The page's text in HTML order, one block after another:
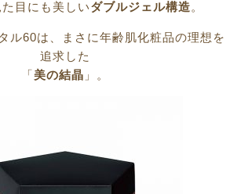
目にも美しいダブルジェル構造。
ル60は、まさに年齢肌化粧品の理想を
追求した
「美の結晶 」。